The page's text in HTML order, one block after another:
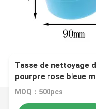
Tasse de nettoyage
pourpre rose bleue
MOQ：500pcs